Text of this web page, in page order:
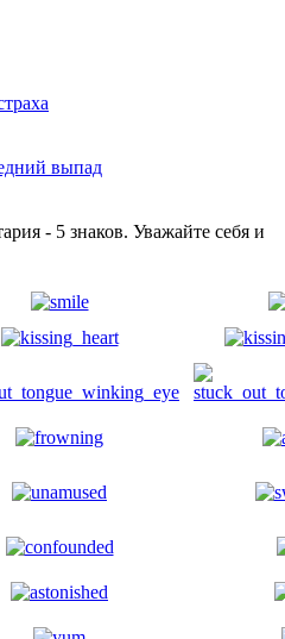
выпад
- 5 знаков. Уважайте себя и